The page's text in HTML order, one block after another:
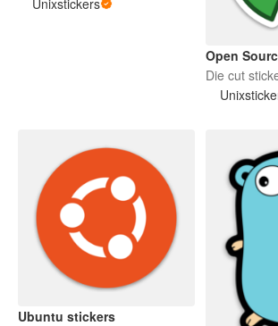
Open
Die cut
Ubuntu stickers